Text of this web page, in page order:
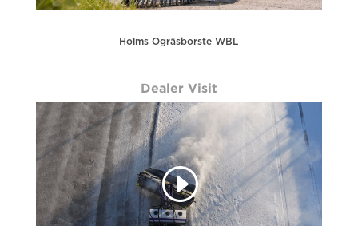
Holms Ogräsborste WBL
Dealer Visit